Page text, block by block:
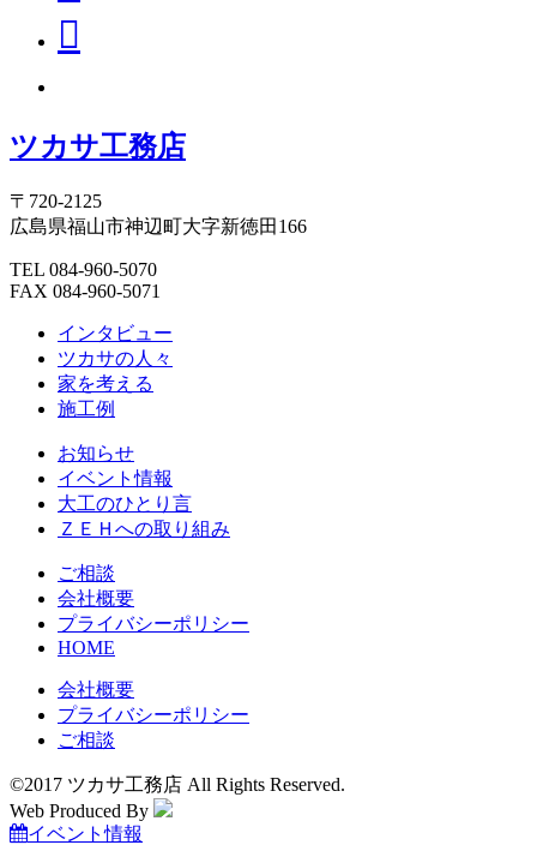
ツカサ工務店
〒720-2125
広島県福山市神辺町大字新徳田166
TEL 084-960-5070
FAX 084-960-5071
インタビュー
ツカサの人々
家を考える
施工例
お知らせ
イベント情報
大工のひとり言
ＺＥＨへの取り組み
ご相談
会社概要
プライバシーポリシー
HOME
会社概要
プライバシーポリシー
ご相談
©2017 ツカサ工務店 All Rights Reserved.
Web Produced By
イベント情報